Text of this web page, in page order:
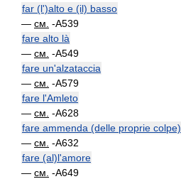
far (l')alto e (il) basso
— см. -A539
fare alto là
— см. -A549
fare un'alzataccia
— см. -A579
fare l'Amleto
— см. -A628
fare ammenda (delle proprie colpe)
— см. -A632
fare (al)l'amore
— см. -A649